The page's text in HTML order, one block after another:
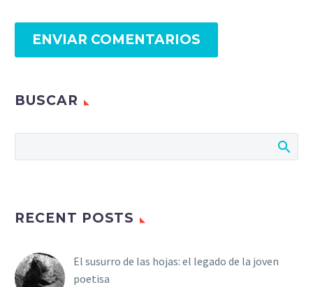
ENVIAR COMENTARIOS
BUSCAR
RECENT POSTS
El susurro de las hojas: el legado de la joven
poetisa